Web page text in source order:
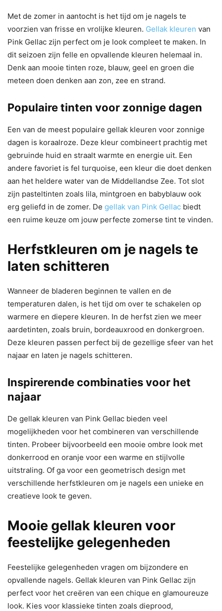
Met de zomer in aantocht is het tijd om je nagels te
voorzien van frisse en vrolijke kleuren. Gellak kleuren van
Pink Gellac zijn perfect om je look compleet te maken. In
dit seizoen zijn felle en opvallende kleuren helemaal in.
Denk aan mooie tinten roze, blauw, geel en groen die
meteen doen denken aan zon, zee en strand.
Populaire tinten voor zonnige dagen
Een van de meest populaire gellak kleuren voor zonnige
dagen is koraalroze. Deze kleur combineert prachtig met
gebruinde huid en straalt warmte en energie uit. Een
andere favoriet is fel turquoise, een kleur die doet denken
aan het heldere water van de Middellandse Zee. Tot slot
zijn pasteltinten zoals lila, mintgroen en babyblauw ook
erg geliefd in de zomer. De gellak van Pink Gellac biedt
een ruime keuze om jouw perfecte zomerse tint te vinden.
Herfstkleuren om je nagels te
laten schitteren
Wanneer de bladeren beginnen te vallen en de
temperaturen dalen, is het tijd om over te schakelen op
warmere en diepere kleuren. In de herfst zien we meer
aardetinten, zoals bruin, bordeauxrood en donkergroen.
Deze kleuren passen perfect bij de gezellige sfeer van het
najaar en laten je nagels schitteren.
Inspirerende combinaties voor het
najaar
De gellak kleuren van Pink Gellac bieden veel
mogelijkheden voor het combineren van verschillende
tinten. Probeer bijvoorbeeld een mooie ombre look met
donkerrood en oranje voor een warme en stijlvolle
uitstraling. Of ga voor een geometrisch design met
verschillende herfstkleuren om je nagels een unieke en
creatieve look te geven.
Mooie gellak kleuren voor
feestelijke gelegenheden
Feestelijke gelegenheden vragen om bijzondere en
opvallende nagels. Gellak kleuren van Pink Gellac zijn
perfect voor het creëren van een chique en glamoureuze
look. Kies voor klassieke tinten zoals dieprood,